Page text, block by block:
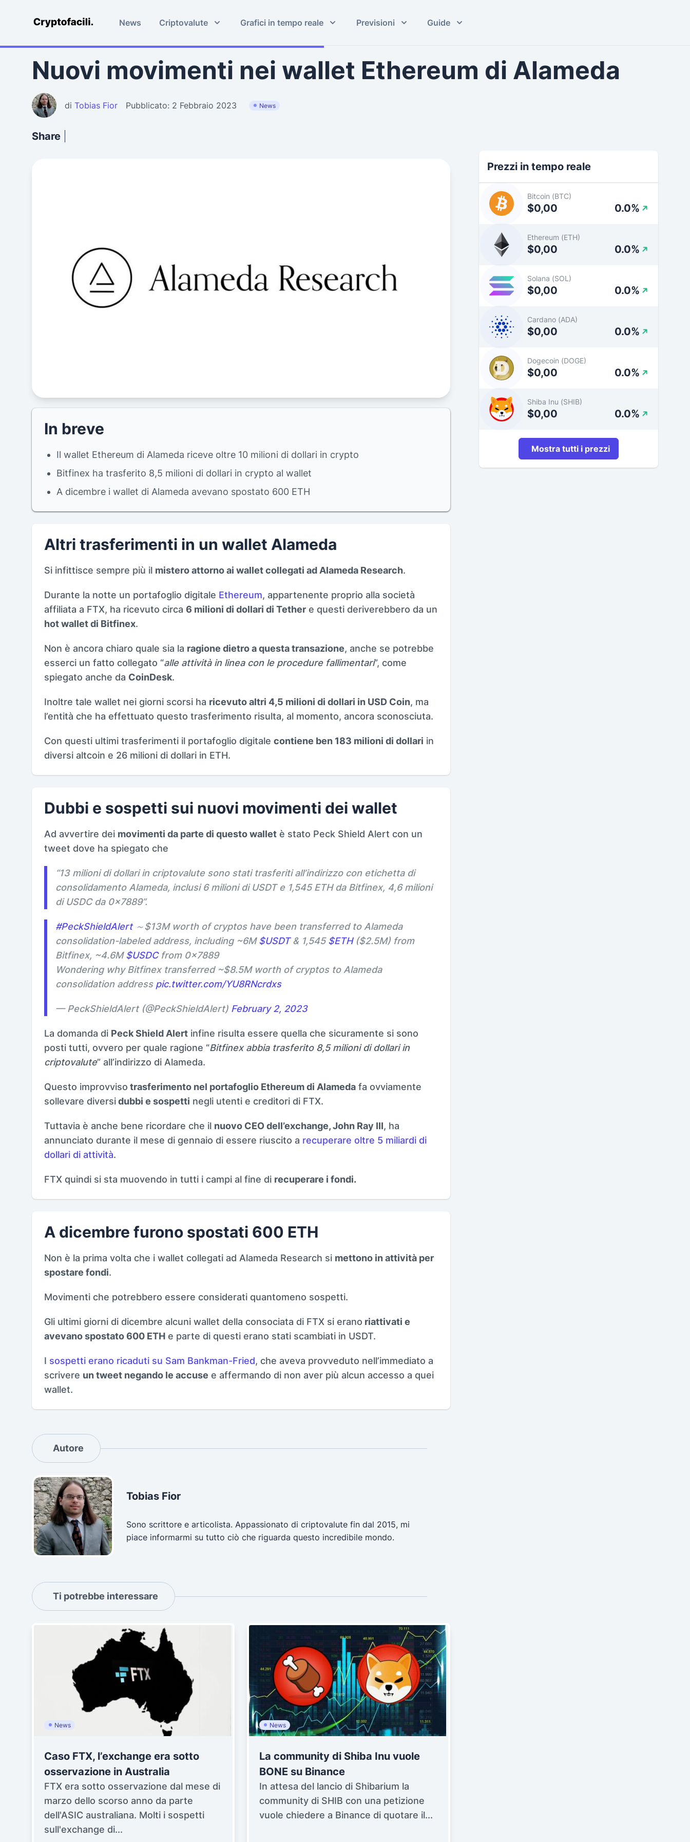
Cryptofacili.com News Criptovalute Grafici in tempo reale Previsioni Guide
Nuovi movimenti nei wallet Ethereum di Alameda
di Tobias Fior Pubblicato: 2 Febbraio 2023 News
Share
In breve
Il wallet Ethereum di Alameda riceve oltre 10 milioni di dollari in crypto
Bitfinex ha trasferito 8,5 milioni di dollari in crypto al wallet
A dicembre i wallet di Alameda avevano spostato 600 ETH
Altri trasferimenti in un wallet Alameda
Si infittisce sempre più il mistero attorno ai wallet collegati ad Alameda Research.
Durante la notte un portafoglio digitale Ethereum, appartenente proprio alla società
affiliata a FTX, ha ricevuto circa 6 milioni di dollari di Tether e questi deriverebbero da un
hot wallet di Bitfinex.
Non è ancora chiaro quale sia la ragione dietro a questa transazione, anche se potrebbe
esserci un fatto collegato “alle attività in linea con le procedure fallimentari”, come
spiegato anche da CoinDesk.
Inoltre tale wallet nei giorni scorsi ha ricevuto altri 4,5 milioni di dollari in USD Coin, ma
l’entità che ha effettuato questo trasferimento risulta, al momento, ancora sconosciuta.
Con questi ultimi trasferimenti il portafoglio digitale contiene ben 183 milioni di dollari in
diversi altcoin e 26 milioni di dollari in ETH.
Dubbi e sospetti sui nuovi movimenti dei wallet
Ad avvertire dei movimenti da parte di questo wallet è stato Peck Shield Alert con un
tweet dove ha spiegato che
“13 milioni di dollari in criptovalute sono stati trasferiti all’indirizzo con etichetta di
consolidamento Alameda, inclusi 6 milioni di USDT e 1,545 ETH da Bitfinex, 4,6 milioni
di USDC da 0x7889”.
#PeckShieldAlert～$13M worth of cryptos have been transferred to Alameda
consolidation-labeled address, including ~6M$USDT& 1,545$ETH($2.5M) from
Bitfinex, ~4.6M$USDCfrom 0x7889
Wondering why Bitfinex transferred ~$8.5M worth of cryptos to Alameda
consolidation address pic.twitter.com/YU8RNcrdxs
— PeckShieldAlert (@PeckShieldAlert) February 2, 2023
La domanda di Peck Shield Alert infine risulta essere quella che sicuramente si sono
posti tutti, ovvero per quale ragione “Bitfinex abbia trasferito 8,5 milioni di dollari in
criptovalute” all’indirizzo di Alameda.
Questo improvviso trasferimento nel portafoglio Ethereum di Alameda fa ovviamente
sollevare diversidubbi e sospetti negli utenti e creditori di FTX.
Tuttavia è anche bene ricordare che il nuovo CEO dell’exchange, John Ray III, ha
annunciato durante il mese di gennaio di essere riuscito a recuperare oltre 5 miliardi di
dollari di attività.
FTX quindi si sta muovendo in tutti i campi al fine di recuperare i fondi.
A dicembre furono spostati 600 ETH
Non è la prima volta che i wallet collegati ad Alameda Research si mettono in attività per
spostare fondi.
Movimenti che potrebbero essere considerati quantomeno sospetti.
Gli ultimi giorni di dicembre alcuni wallet della consociata di FTX si erano riattivati e
avevano spostato 600 ETH e parte di questi erano stati scambiati in USDT.
I sospetti erano ricaduti su Sam Bankman-Fried, che aveva provveduto nell’immediato a
scrivere un tweet negando le accuse e affermando di non aver più alcun accesso a quei
wallet.
Autore
Tobias Fior
Sono scrittore e articolista. Appassionato di criptovalute fin dal 2015, mi
piace informarmi su tutto ciò che riguarda questo incredibile mondo.
Ti potrebbe interessare
News
Caso FTX, l’exchange era sotto
osservazione in Australia
FTX era sotto osservazione dal mese di
marzo dello scorso anno da parte
dell'ASIC australiana. Molti i sospetti
sull'exchange di...
News
La community di Shiba Inu vuole
BONE su Binance
In attesa del lancio di Shibarium la
community di SHIB con una petizione
vuole chiedere a Binance di quotare il...
Prezzi in tempo reale
Bitcoin (BTC)
$0,00 0.0%
Ethereum (ETH)
$0,00 0.0%
Solana (SOL)
$0,00 0.0%
Cardano (ADA)
$0,00 0.0%
Dogecoin (DOGE)
$0,00 0.0%
Shiba Inu (SHIB)
$0,00 0.0%
Mostra tutti i prezzi